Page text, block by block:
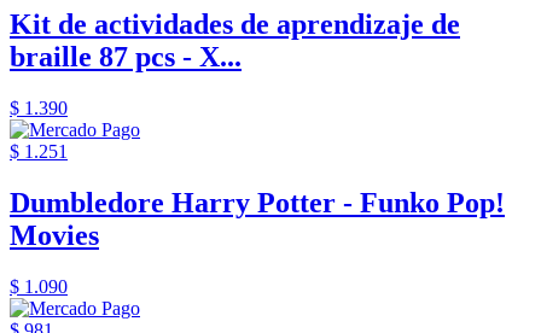
Kit de actividades de aprendizaje de
braille 87 pcs - X...
$ 1.390
$ 1.251
Dumbledore Harry Potter - Funko Pop!
Movies
$ 1.090